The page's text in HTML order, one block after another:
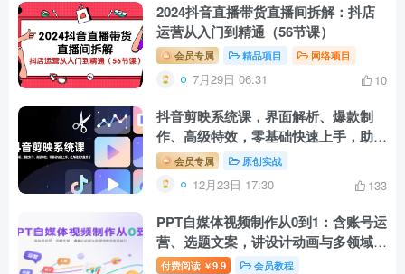
2024抖音直播带货直播间拆解：抖店
运营从入门到精通（56节课）
会员专属 精品项目 网络项目
7月29日 06:31 10
抖音剪映系统课，界面解析、爆款制
作、高级特效，零基础快速上手，助力
视频流量破万
会员专属 原创实战
12月23日 17:30 133
PPT自媒体视频制作从0到1：含账号运
营、选题文案，讲设计动画与多领域案
例变现技巧
付费阅读 ￥9.9 会员教程